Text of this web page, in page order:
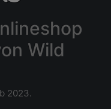
Wild
2023.